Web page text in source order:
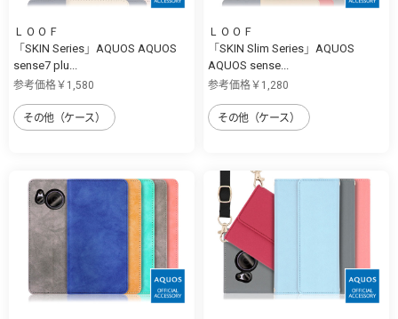
ＬＯＯＦ
「SKIN Series」AQUOS AQUOS
sense7 plu...
参考価格￥1,580
その他（ケース）
ＬＯＯＦ
「SKIN Slim Series」AQUOS
AQUOS sense...
参考価格￥1,280
その他（ケース）